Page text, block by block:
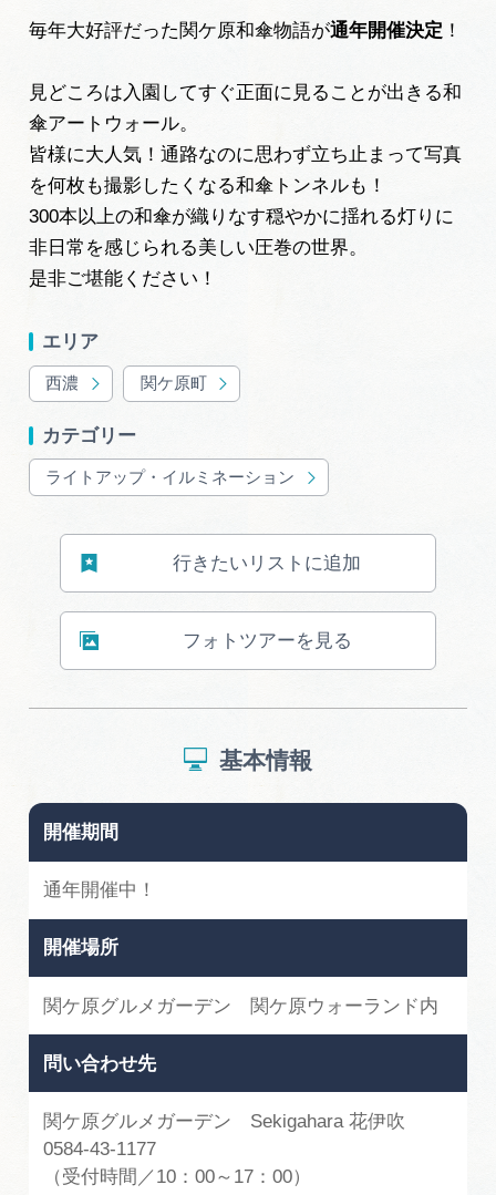
毎年大好評だった関ケ原和傘物語が通年開催決定 ！
見どころは入園してすぐ正面に見ることが出きる和
傘アートウォール。
皆様に大人気！通路なのに思わず立ち止まって写真
を何枚も撮影したくなる和傘トンネルも！
300本以上の和傘が織りなす穏やかに揺れる灯りに
非日常を感じられる美しい圧巻の世界。
是非ご堪能ください！
エリア
西濃 関ケ原町
カテゴリー
ライトアップ・イルミネーション
行きたいリストに追加
フォトツアーを見る
基本情報
開催期間
通年開催中！
開催場所
関ケ原グルメガーデン 関ケ原ウォーランド内
問い合わせ先
関ケ原グルメガーデン Sekigahara 花伊吹
0584-43-1177
（受付時間／10：00～17：00）